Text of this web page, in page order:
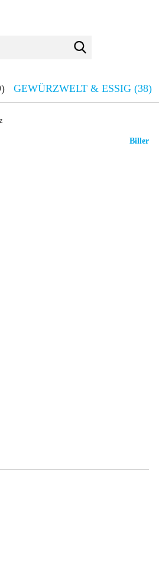
GEWÜRZWELT & ESSIG (38)
Biller